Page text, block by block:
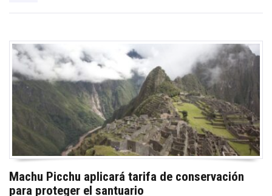
Machu Picchu aplicará tarifa de conservación
para proteger el santuario